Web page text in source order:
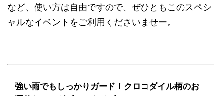
など、使い方は自由ですので、ぜひともこのスペシ
ャルなイベントをご利用くださいませー。
強い雨でもしっかりガード！クロコダイル柄のお